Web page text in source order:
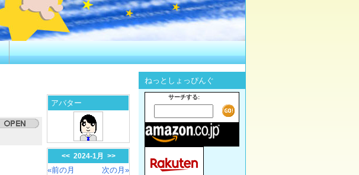
アバター
<< 2024-1月 >>
«前の月
次の月»
ねっとしょっぴんぐ
サーチする: